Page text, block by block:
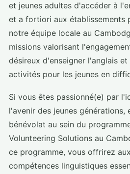
et jeunes adultes d'accéder à
et a fortiori aux établissements
notre équipe locale au
missions valorisant
désireux d'enseigner l'anglais
activités pour les jeunes en
Si vous êtes passionné(e) par
l'avenir des jeunes générations,
bénévolat au sein du
Volunteering Solutions au
ce programme, vous offrirez
compétences linguistiques